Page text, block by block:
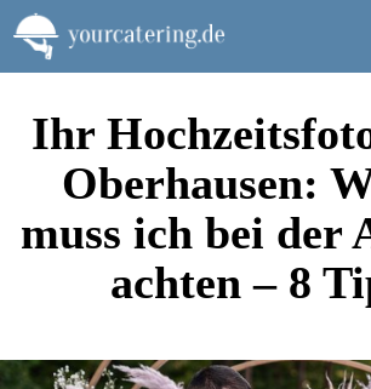
Zum
Inhalt
springen
Ihr
Oberhausen:
muss ich bei der
achten – 8